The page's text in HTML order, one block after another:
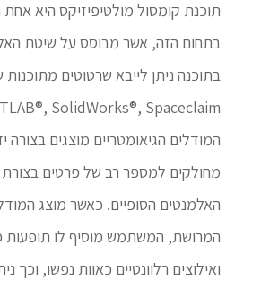
תוכנת קומסול מולטיפיזיקס היא אחת
בתחום הזה, אשר מבוסס על שיטת
בתוכנה ניתן לייבא שרטוטים מתוכנות
המודלים הגיאומטריים מוצגים בצורה
מחולקים למספר רב של פרטים
האלמנטים הסופיים. כאשר מוצג
המרושת, המשתמש מוסיף לו תופעות
ואילוצים רלוונטיים כאוות נפשו, וכך